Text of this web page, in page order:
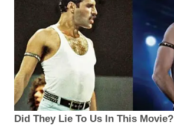
Did They Lie To Us In This Movie?